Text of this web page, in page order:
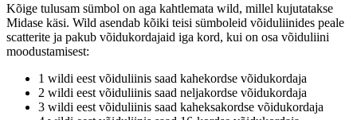
Kõige tulusam sümbol on aga kahtlemata wild, millel kujutatakse
Midase käsi. Wild asendab kõiki teisi sümboleid võiduliinides peale
scatterite ja pakub võidukordajaid iga kord, kui on osa võiduliini
moodustamisest:
1 wildi eest võiduliinis saad kahekordse võidukordaja
2 wildi eest võiduliinis saad neljakordse võidukordaja
3 wildi eest võiduliinis saad kaheksakordse võidukordaja